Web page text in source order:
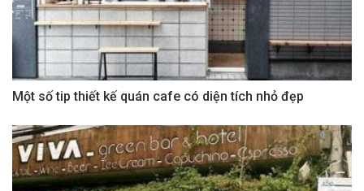
Một số tip thiết kế quán cafe có diện tích nhỏ đẹp